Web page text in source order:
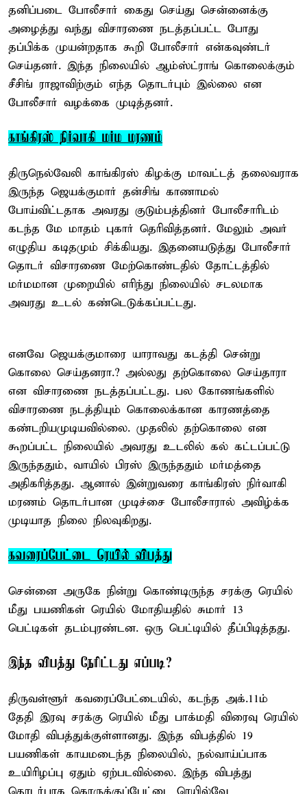
தனிப்படை போலீசார் கைது செய்து சென்னைக்கு
அழைத்து வந்து விசாரணை நடத்தப்பட்ட போது
தப்பிக்க முயன்றதாக கூறி போலீசார் என்கவுண்டர்
செய்தனர். இந்த நிலையில் ஆம்ஸ்ட்ராங் கொலைக்கும்
சீசிங் ராஜாவிற்கும் எந்த தொடர்பும் இல்லை என
போலீசார் வழக்கை முடித்தனர்.
காங்கிரஸ் நிர்வாகி மர்ம மரணம்
திருநெல்வேலி காங்கிரஸ் கிழக்கு மாவட்டத் தலைவராக
இருந்த ஜெயக்குமார் தன்சிங் காணாமல்
போய்விட்டதாக அவரது குடும்பத்தினர் போலீசாரிடம்
கடந்த மே மாதம் புகார் தெரிவித்தனர். மேலும் அவர்
எழுதிய கடிதமும் சிக்கியது. இதனையடுத்து போலீசார்
தொடர் விசாரணை மேற்கொண்டதில் தோட்டத்தில்
மர்மமான முறையில் எரிந்து நிலையில் சடலமாக
அவரது உடல் கண்டெடுக்கப்பட்டது.
எனவே ஜெயக்குமாரை யாராவது கடத்தி சென்று
கொலை செய்தனரா.? அல்லது தற்கொலை செய்தாரா
என விசாரணை நடத்தப்பட்டது. பல கோணங்களில்
விசாரணை நடத்தியும் கொலைக்கான காரணத்தை
கண்டறியமுடியவில்லை. முதலில் தற்கொலை என
கூறப்பட்ட நிலையில் அவரது உடலில் கல் கட்டப்பட்டு
இருந்ததும், வாயில் பிரஸ் இருந்ததும் மர்மத்தை
அதிகரித்தது. ஆனால் இன்றுவரை காங்கிரஸ் நிர்வாகி
மரணம் தொடர்பான முடிச்சை போலீசாரால் அவிழ்க்க
முடியாத நிலை நிலவுகிறது.
கவரைப்பேட்டை ரெயில் விபத்து
சென்னை அருகே நின்று கொண்டிருந்த சரக்கு ரெயில்
மீது பயணிகள் ரெயில் மோதியதில் சுமார் 13
பெட்டிகள் தடம்புரண்டன. ஒரு பெட்டியில் தீப்பிடித்தது.
இந்த விபத்து நேரிட்டது எப்படி?
திருவள்ளூர் கவரைப்பேட்டையில், கடந்த அக்.11ம்
தேதி இரவு சரக்கு ரெயில் மீது பாக்மதி விரைவு ரெயில்
மோதி விபத்துக்குள்ளானது. இந்த விபத்தில் 19
பயணிகள் காயமடைந்த நிலையில், நல்வாய்ப்பாக
உயிரிழப்பு ஏதும் ஏற்படவில்லை. இந்த விபத்து